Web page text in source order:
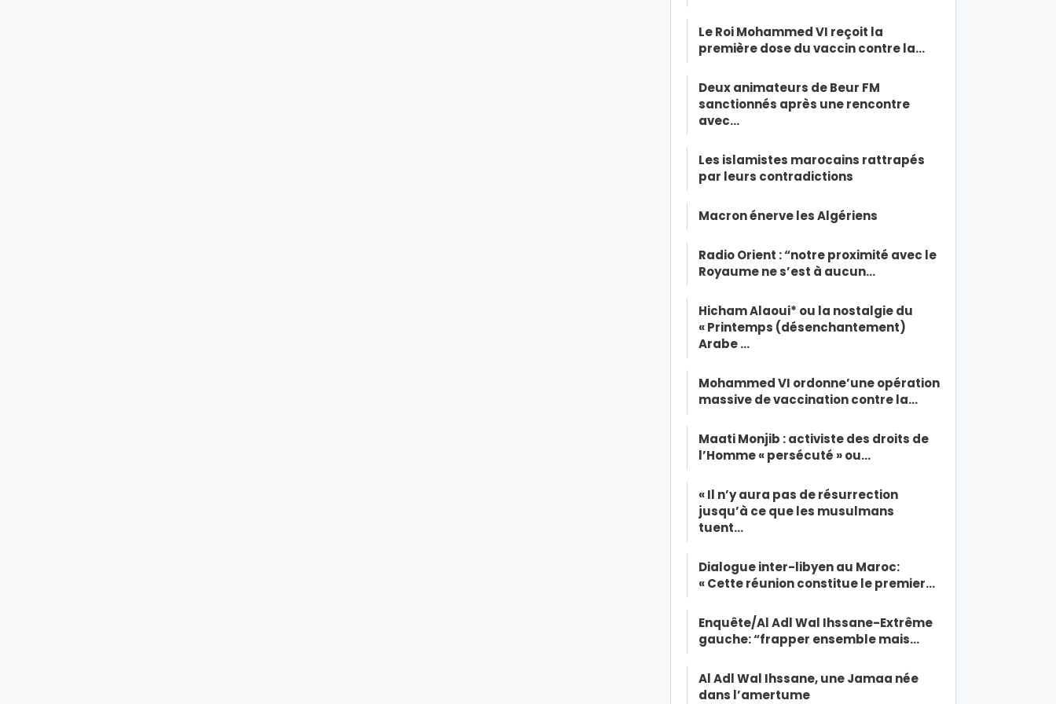
Le Roi Mohammed VI reçoit la
première dose du vaccin contre la…
Deux animateurs de Beur FM
sanctionnés après une rencontre
avec…
Les islamistes marocains rattrapés
par leurs contradictions
Macron énerve les Algériens
Radio Orient : “notre proximité avec le
Royaume ne s’est à aucun…
Hicham Alaoui* ou la nostalgie du
« Printemps (désenchantement)
Arabe …
Mohammed VI ordonne’une opération
massive de vaccination contre la…
Maati Monjib : activiste des droits de
l’Homme « persécuté » ou…
« Il n’y aura pas de résurrection
jusqu’à ce que les musulmans
tuent…
Dialogue inter-libyen au Maroc:
« Cette réunion constitue le premier…
Enquête/Al Adl Wal Ihssane-Extrême
gauche: “frapper ensemble mais…
Al Adl Wal Ihssane, une Jamaa née
dans l’amertume